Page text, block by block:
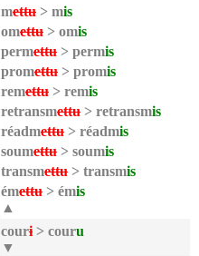
mettu > mis
omettu > omis
permettu > permis
promettu > promis
remettu > remis
retransmettu > retransmis
réadmettu > réadmis
soumettu > soumis
transmettu > transmis
émettu > émis
▲
couri > couru
▼